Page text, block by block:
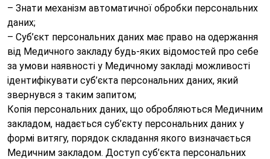
– Знати механізм автоматичної обробки персональних
даних;
– Суб’єкт персональних даних має право на одержання
від Медичного закладу будь-яких відомостей про себе
за умови наявності у Медичному закладі можливості
ідентифікувати суб’єкта персональних даних, який
звернувся з таким запитом;
Копія персональних даних, що обробляються Медичним
закладом, надається суб’єкту персональних даних у
формі витягу, порядок складання якого визначається
Медичним закладом. Доступ суб’єкта персональних